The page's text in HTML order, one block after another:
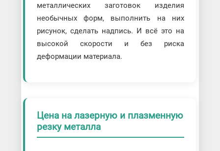
металлических заготовок изделия
необычных форм, выполнить на них
рисунок, сделать надпись. И всё это на
высокой скорости и без риска
деформации материала.
Цена на лазерную и плазменную
резку металла